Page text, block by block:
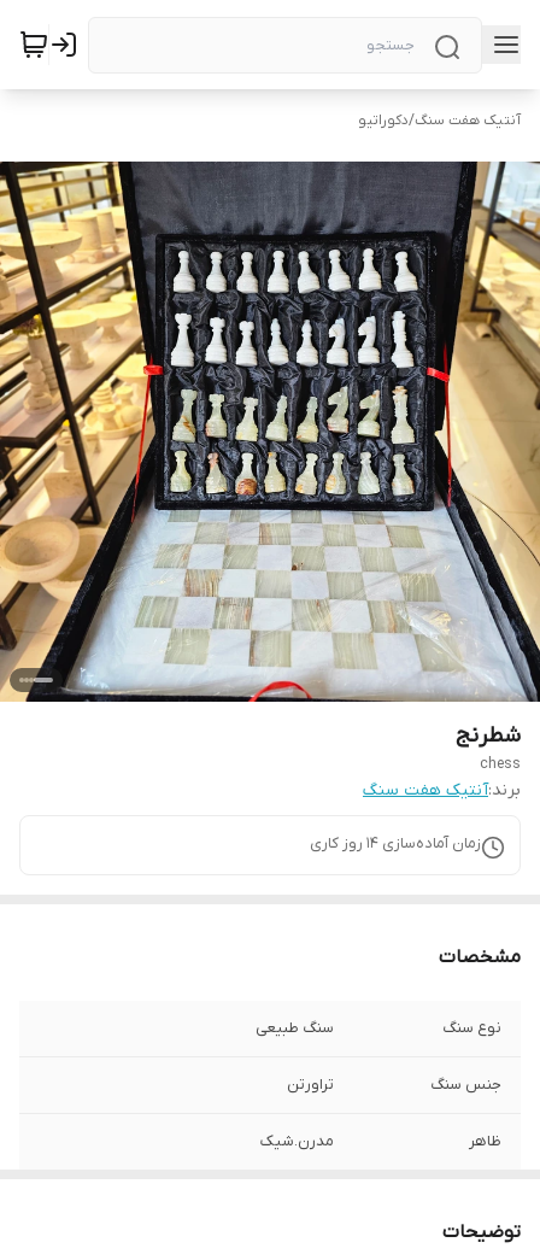
آنتیک هفت سنگ/دکوراتیو
شطرنج
chess
برند:آنتیک هفت سنگ
زمان آماده‌سازی 14 روز کاری
مشخصات
نوع سنگ سنگ طبیعی
جنس سنگ تراورتن
ظاهر مدرن.شیک
توضیحات